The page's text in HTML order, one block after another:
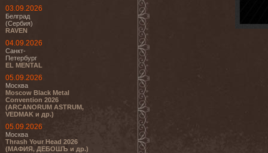
03.09.2026
Белград
(Сербия)
RAVEN
04.09.2026
Санкт-
Петербург
EL MENTAL
05.09.2026
Москва
Moscow Black Metal
Convention 2026
(ARCANORUM ASTRUM,
VEDMAK и др.)
05.09.2026
Москва
Thrash Your Head 2026
(МАФИЯ, ДЕБОШЪ и др.)